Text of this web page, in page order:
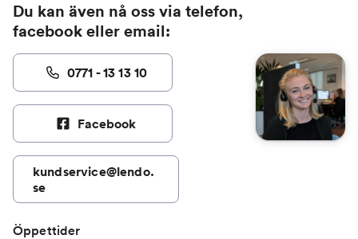
Du kan även nå oss via telefon,
facebook eller email:
0771 - 13 13 10
Facebook
kundservice@lendo.
se
Öppettider